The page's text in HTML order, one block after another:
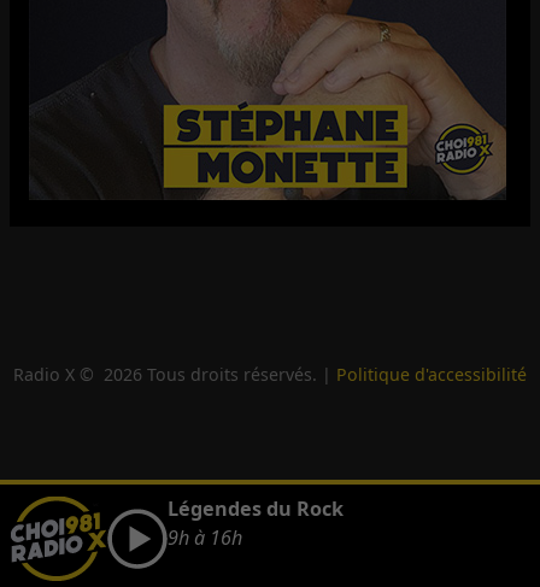
Radio X © 2026 Tous droits réservés. | Politique d'accessibilité
Légendes du Rock
9h à 16h